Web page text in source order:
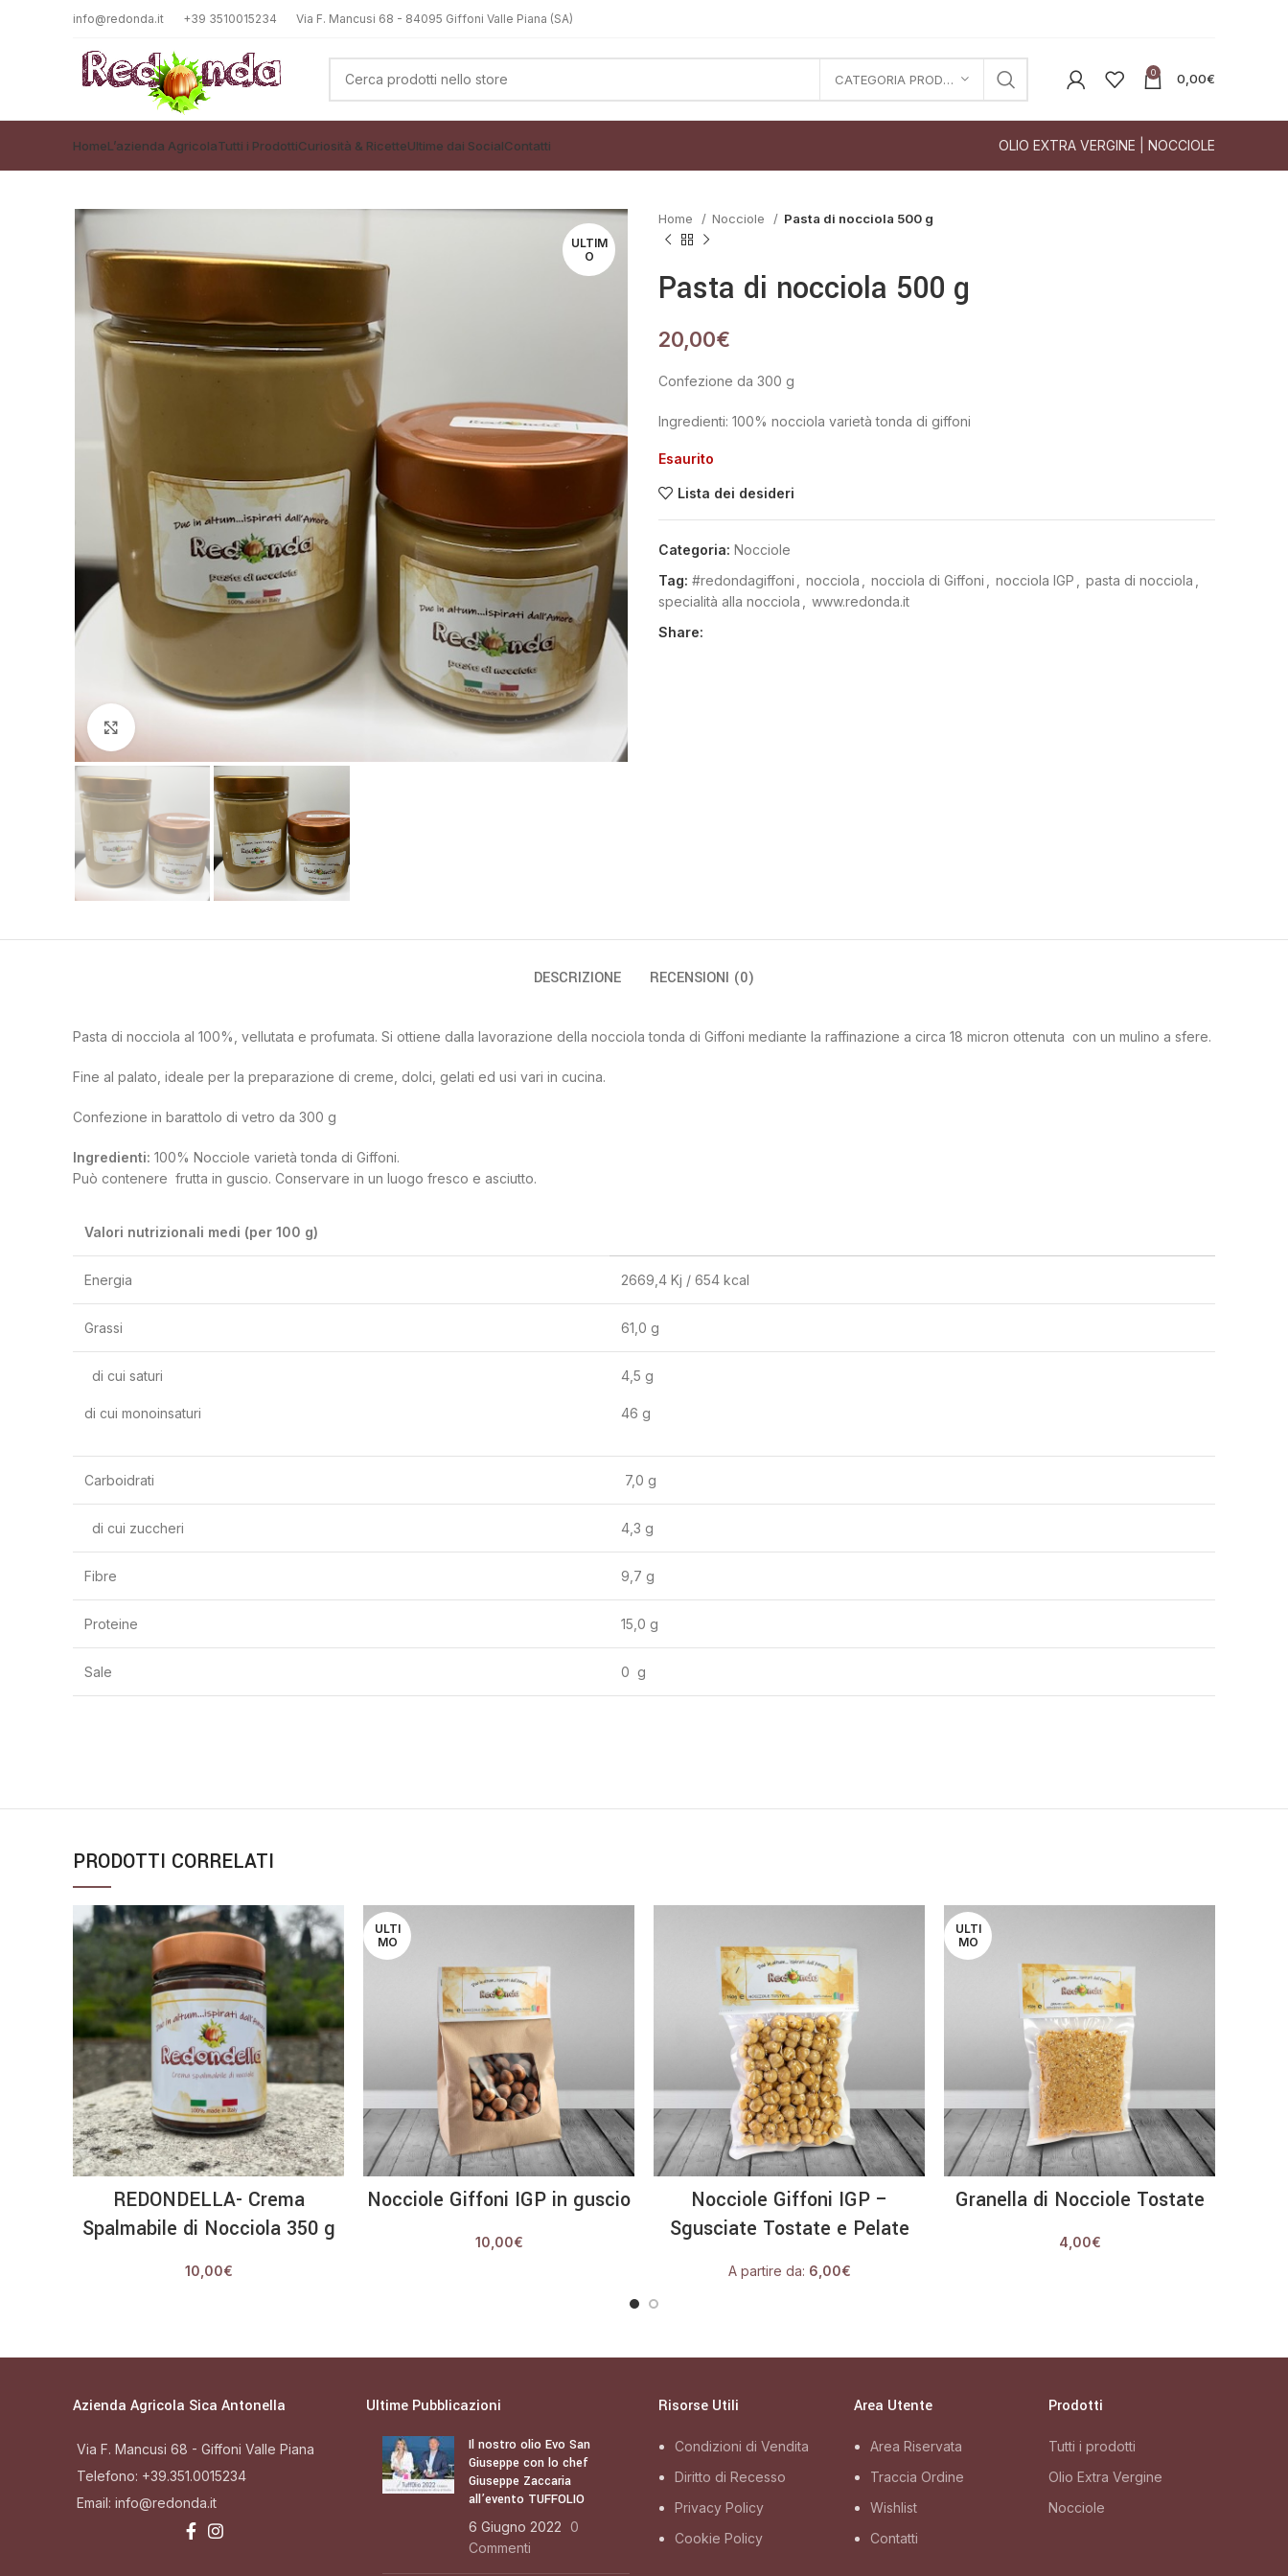
info@redonda.it +39 3510015234 Via F. Mancusi 68 - 84095 Giffoni Valle Piana (SA)
CATEGORIA PRODOTTO 0 0,00€
HomeL’azienda AgricolaTutti i ProdottiCuriosità & RicetteUltime dai SocialContatti OLIO EXTRA VERGINE NOCCIOLE
ULTIM
O
Home Nocciole Pasta di nocciola 500 g
Pasta di nocciola 500 g
20,00€
Confezione da 300 g
Ingredienti: 100% nocciola varietà tonda di giffoni
Esaurito
Lista dei desideri
Categoria: Nocciole
Tag: #redondagiffoni nocciola nocciola di Giffoni nocciola IGP pasta di nocciola
specialità alla nocciola
www.redonda.it
Share:
DESCRIZIONE RECENSIONI (0)
Pasta di nocciola al 100%, vellutata e profumata. Si ottiene dalla lavorazione della nocciola tonda di Giffoni mediante la raffinazione a circa 18 micron ottenuta con un mulino a sfere.
Fine al palato, ideale per la preparazione di creme, dolci, gelati ed usi vari in cucina.
Confezione in barattolo di vetro da 300 g
Ingredienti: 100% Nocciole varietà tonda di Giffoni.
Può contenere frutta in guscio. Conservare in un luogo fresco e asciutto.
Valori nutrizionali medi (per 100 g)
Energia 2669,4 Kj / 654 kcal
Grassi 61,0 g
di cui saturi
di cui monoinsaturi
4,5 g
46 g
Carboidrati 7,0 g
di cui zuccheri 4,3 g
Fibre 9,7 g
Proteine 15,0 g
Sale 0 g
PRODOTTI CORRELATI
REDONDELLA- Crema
Spalmabile di Nocciola 350 g
10,00€
ULTI
MO
Nocciole Giffoni IGP in guscio
10,00€
Nocciole Giffoni IGP –
Sgusciate Tostate e Pelate
A partire da: 6,00€
ULTI
MO
Granella di Nocciole Tostate
4,00€
Azienda Agricola Sica Antonella
Via F. Mancusi 68 - Giffoni Valle Piana
Telefono: +39.351.0015234
Email: info@redonda.it
Ultime Pubblicazioni
Il nostro olio Evo San
Giuseppe con lo chef
Giuseppe Zaccaria
all’evento TUFFOLIO
6 Giugno 2022 0
Commenti
Risorse Utili
Condizioni di Vendita
Diritto di Recesso
Privacy Policy
Cookie Policy
Area Utente
Area Riservata
Traccia Ordine
Wishlist
Contatti
Prodotti
Tutti i prodotti
Olio Extra Vergine
Nocciole